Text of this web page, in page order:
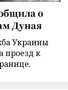
о
Дуная
Украины
проезд к